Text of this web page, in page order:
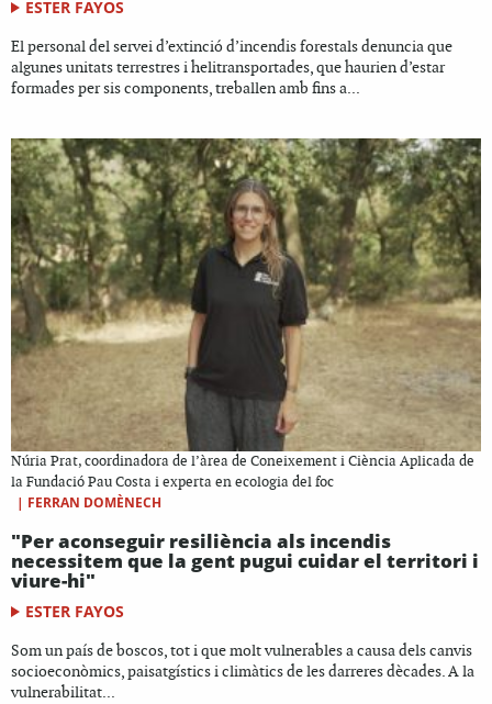
ESTER FAYOS
El personal del servei d’extinció d’incendis forestals denuncia que
algunes unitats terrestres i helitransportades, que haurien d’estar
formades per sis components, treballen amb fins a...
Núria Prat, coordinadora de l’àrea de Coneixement i Ciència Aplicada de
la Fundació Pau Costa i experta en ecologia del foc
| FERRAN DOMÈNECH
"Per aconseguir resiliència als incendis
necessitem que la gent pugui cuidar el territori i
viure-hi"
ESTER FAYOS
Som un país de boscos, tot i que molt vulnerables a causa dels canvis
socioeconòmics, paisatgístics i climàtics de les darreres dècades. A la
vulnerabilitat...